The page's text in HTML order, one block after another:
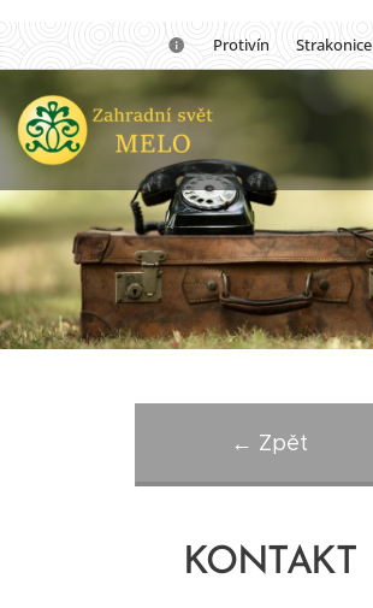
🏡Protivín 🏡 Strakonice
← Zpět
KONTAKT